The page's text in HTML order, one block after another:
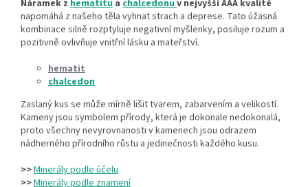
Náramek z hematitu a chalcedonuv nejvyšší AAA kvalitě
napomáhá z našeho těla vyhnat strach a deprese. Tato úžasná
kombinace silně rozptyluje negativní myšlenky, posiluje rozum a
pozitivně ovlivňuje vnitřní lásku a mateřství.
hematit
chalcedon
Zaslaný kus se může mírně lišit tvarem, zabarvením a velikostí.
Kameny jsou symbolem přírody, která je dokonale nedokonalá,
proto všechny nevyrovnanosti v kamenech jsou odrazem
nádherného přírodního růstu a jedinečnosti každého kusu.
>>Minerály podle účelu
>>Minerály podle znamení